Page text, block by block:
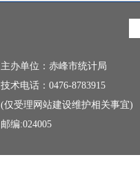
主办单位：赤峰市统计局
技术电话：0476-8783915
(仅受理网站建设维护相关事宜)
邮编:024005